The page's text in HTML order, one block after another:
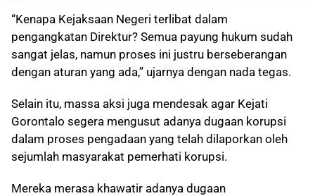
“Kenapa Kejaksaan Negeri terlibat dalam
pengangkatan Direktur? Semua payung hukum sudah
sangat jelas, namun proses ini justru berseberangan
dengan aturan yang ada,” ujarnya dengan nada tegas.
Selain itu, massa aksi juga mendesak agar Kejati
Gorontalo segera mengusut adanya dugaan korupsi
dalam proses pengadaan yang telah dilaporkan oleh
sejumlah masyarakat pemerhati korupsi.
Mereka merasa khawatir adanya dugaan